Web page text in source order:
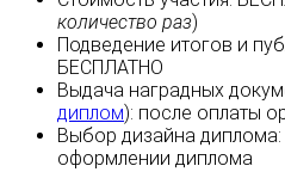
количество раз)
Подведение итогов и
БЕСПЛАТНО
Выдача наградных
диплом): после оплаты
Выбор дизайна диплома:
оформлении диплома